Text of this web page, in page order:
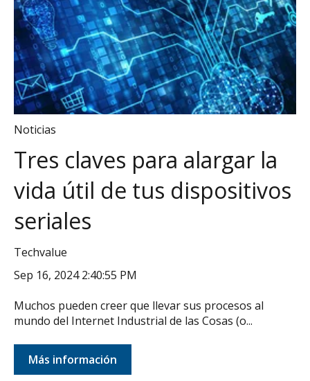
Noticias
Tres claves para alargar la
vida útil de tus dispositivos
seriales
Techvalue
Sep 16, 2024 2:40:55 PM
Muchos pueden creer que llevar sus procesos al
mundo del Internet Industrial de las Cosas (o...
Más información